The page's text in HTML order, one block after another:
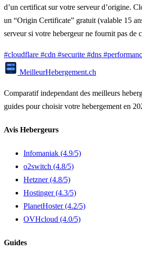
d’un certificat sur votre serveur d’origine.
un “Origin Certificate” gratuit (valable 15
serveur si votre hebergeur ne fournit pas de
#cloudflare #cdn #securite #dns
MeilleurHebergement.ch
Comparatif independant des meilleurs
guides pour choisir votre hebergement en
Avis Hebergeurs
Infomaniak (4.9/5)
o2switch (4.8/5)
Hetzner(4.8/5)
Hostinger(4.3/5)
PlanetHoster(4.2/5)
OVHcloud (4.0/5)
Guides